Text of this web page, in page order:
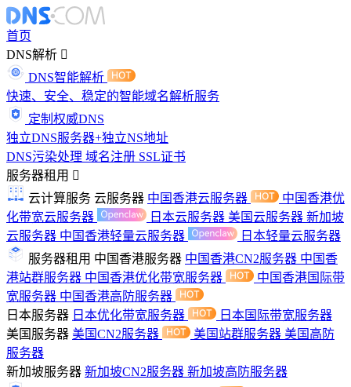
首页
DNS解析
DNS智能解析
快速、安全、稳定的智能域名解析服务
定制权威DNS
独立DNS服务器+独立NS地址
DNS污染处理 域名注册 SSL证书
服务器租用
云计算服务 云服务器 中国香港云服务器
中国香港优
化带宽云服务器
日本云服务器 美国云服务器 新加坡
云服务器 中国香港轻量云服务器
日本轻量云服务器
服务器租用 中国香港服务器 中国香港CN2服务器 中国香
港站群服务器 中国香港优化带宽服务器
中国香港国际带
宽服务器 中国香港高防服务器
日本服务器 日本优化带宽服务器
日本国际带宽服务器
美国服务器 美国CN2服务器 美国站群服务器 美国高防
服务器
新加坡服务器 新加坡CN2服务器 新加坡高防服务器